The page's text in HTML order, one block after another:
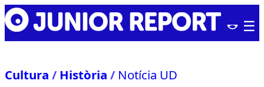
Skip
to
content
Junior
Report
Cultura /Història / Notícia UD